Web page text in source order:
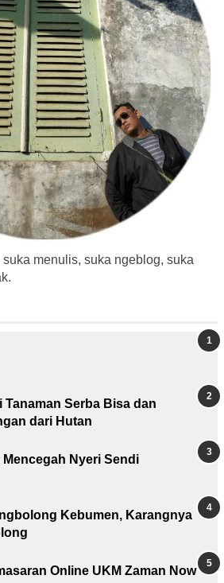
menulis, suka ngeblog, suka
Serba Bisa dan
dari Hutan
Nyeri Sendi
Kebumen, Karangnya
Online UKM Zaman Now